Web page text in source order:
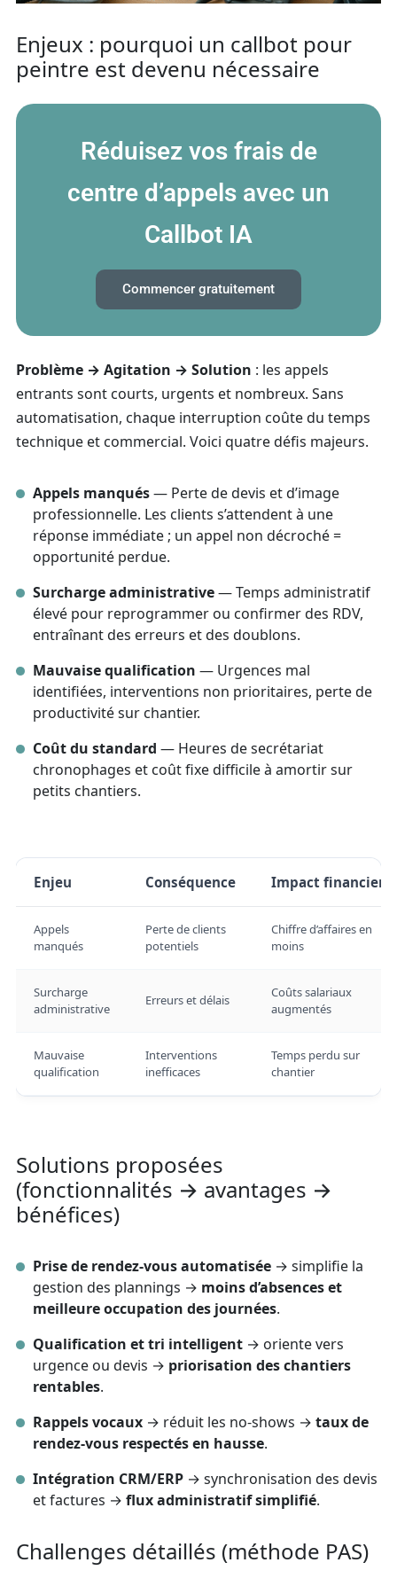
Enjeux : pourquoi un callbot pour
peintre est devenu nécessaire
Réduisez vos frais de
centre d’appels avec un
Callbot IA
Commencer gratuitement
Problème → Agitation → Solution : les appels
entrants sont courts, urgents et nombreux. Sans
automatisation, chaque interruption coûte du temps
technique et commercial. Voici quatre défis majeurs.
Appels manqués— Perte de devis et d’image
professionnelle. Les clients s’attendent à une
réponse immédiate ; un appel non décroché =
opportunité perdue.
Surcharge administrative— Temps administratif
élevé pour reprogrammer ou confirmer des RDV,
entraînant des erreurs et des doublons.
Mauvaise qualification — Urgences mal
identifiées, interventions non prioritaires, perte de
productivité sur chantier.
Coût du standard — Heures de secrétariat
chronophages et coût fixe difficile à amortir sur
petits chantiers.
Enjeu Conséquence Impact financier
Appels
manqués
Perte de clients
potentiels
Chiffre d’affaires en
moins
Surcharge
administrative
Erreurs et délais
Coûts salariaux
augmentés
Mauvaise
qualification
Interventions
inefficaces
Temps perdu sur
chantier
Solutions proposées
(fonctionnalités → avantages →
bénéfices)
Prise de rendez‑vous automatisée → simplifie la
gestion des plannings → moins d’absences et
meilleure occupation des journées.
Qualification et tri intelligent → oriente vers
urgence ou devis → priorisation des chantiers
rentables.
Rappels vocaux → réduit les no‑shows →taux de
rendez‑vous respectés en hausse.
Intégration CRM/ERP → synchronisation des devis
et factures →flux administratif simplifié.
Challenges détaillés (méthode PAS)